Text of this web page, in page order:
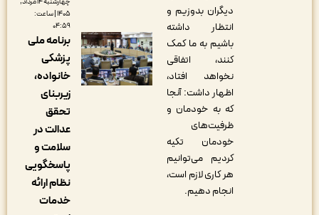
دیگران بدوزیم و
انتظار داشته
باشیم به ما کمک
کنند، اتفاقی
نخواهد افتاد،
اظهار داشت: آنجا
که به خودمان و
ظرفیت‌های
خودمان تکیه
کردیم می‌توانیم
هر کاری لازم است،
انجام دهیم.
۱۴۰۵ | ساعت:
برنامه ملی
پزشکی
خانواده،
عدالت در
سلامت و
پاسخگویی
نظام ارائه